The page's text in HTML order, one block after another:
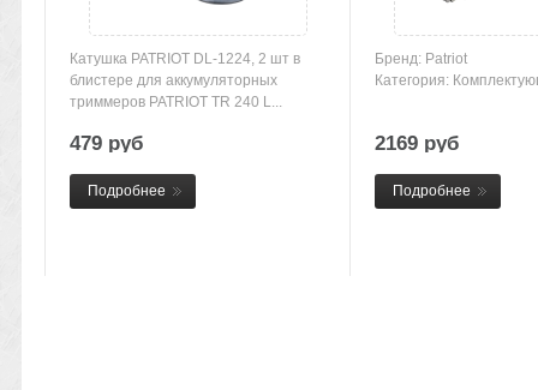
Катушка PATRIOT DL-1224, 2 шт в
блистере для аккумуляторных
триммеров PATRIOT TR 240 L...
479 руб
Подробнее
Бренд: Patriot
Категория:
2169 руб
Подробнее